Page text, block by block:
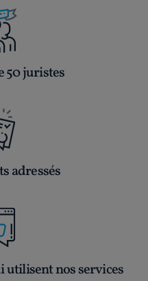
50 juristes
adressés
utilisent nos services